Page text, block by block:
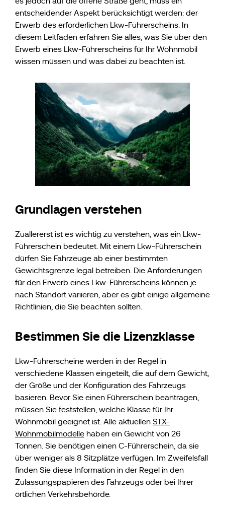
entscheidender Aspekt berücksichtigt werden: der
Erwerb des erforderlichen Lkw-Führerscheins. In
diesem Leitfaden erfahren Sie alles, was Sie über den
Erwerb eines Lkw-Führerscheins für Ihr Wohnmobil
wissen müssen und was dabei zu beachten ist.
Grundlagen verstehen
Zuallererst ist es wichtig zu verstehen, was ein Lkw-
Führerschein bedeutet. Mit einem Lkw-Führerschein
dürfen Sie Fahrzeuge ab einer bestimmten
Gewichtsgrenze legal betreiben. Die Anforderungen
für den Erwerb eines Lkw-Führerscheins können je
nach Standort variieren, aber es gibt einige allgemeine
Richtlinien, die Sie beachten sollten.
Bestimmen Sie die Lizenzklasse
Lkw-Führerscheine werden in der Regel in
verschiedene Klassen eingeteilt, die auf dem Gewicht,
der Größe und der Konfiguration des Fahrzeugs
basieren. Bevor Sie einen Führerschein beantragen,
müssen Sie feststellen, welche Klasse für Ihr
Wohnmobil geeignet ist. Alle aktuellen STX-
Wohnmobilmodelle haben ein Gewicht von 26
Tonnen. Sie benötigen einen C-Führerschein, da sie
über weniger als 8 Sitzplätze verfügen. Im Zweifelsfall
finden Sie diese Information in der Regel in den
Zulassungspapieren des Fahrzeugs oder bei Ihrer
örtlichen Verkehrsbehörde.